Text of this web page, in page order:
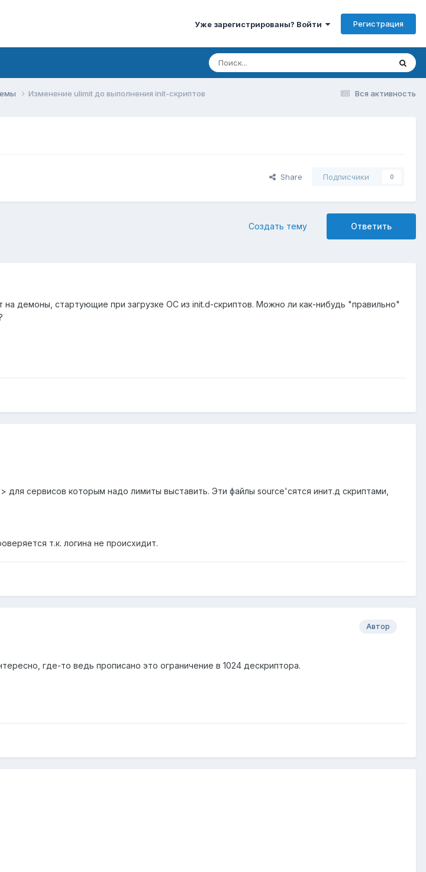
Уже зарегистрированы? Войти Регистрация
Вся активность
Изменение ulimit до выполнения init-скриптов
Share Подписчики 0
Ответить
Создать тему
на демоны, стартующие при загрузке ОС из init.d-скриптов. Можно ли как-нибудь "правильно"
сервисов которым надо лимиты выставить. Эти файлы source'сятся инит.д скриптами,
т.к. логина не происхидит.
Автор
где-то ведь прописано это ограничение в 1024 дескриптора.